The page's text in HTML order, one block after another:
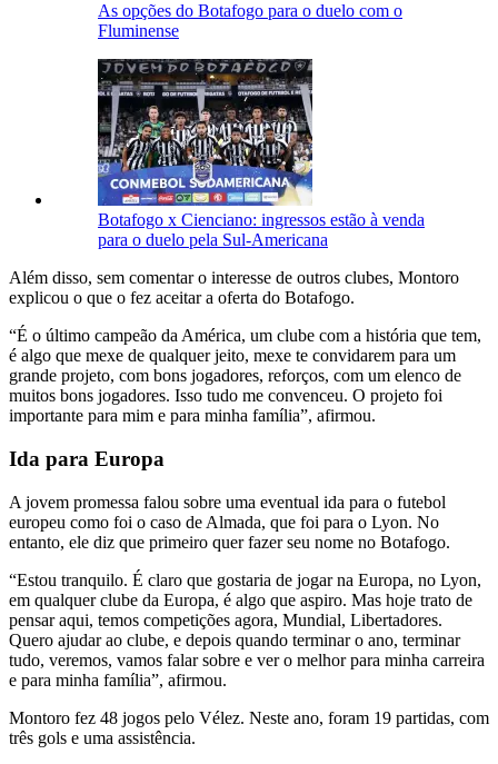
As opções do Botafogo para o duelo com o
Fluminense
Botafogo x Cienciano: ingressos estão à venda
para o duelo pela Sul-Americana
Além disso, sem comentar o interesse de outros clubes, Montoro
explicou o que o fez aceitar a oferta do Botafogo.
“É o último campeão da América, um clube com a história que tem,
é algo que mexe de qualquer jeito, mexe te convidarem para um
grande projeto, com bons jogadores, reforços, com um elenco de
muitos bons jogadores. Isso tudo me convenceu. O projeto foi
importante para mim e para minha família”, afirmou.
Ida para Europa
A jovem promessa falou sobre uma eventual ida para o futebol
europeu como foi o caso de Almada, que foi para o Lyon. No
entanto, ele diz que primeiro quer fazer seu nome no Botafogo.
“Estou tranquilo. É claro que gostaria de jogar na Europa, no Lyon,
em qualquer clube da Europa, é algo que aspiro. Mas hoje trato de
pensar aqui, temos competições agora, Mundial, Libertadores.
Quero ajudar ao clube, e depois quando terminar o ano, terminar
tudo, veremos, vamos falar sobre e ver o melhor para minha carreira
e para minha família”, afirmou.
Montoro fez 48 jogos pelo Vélez. Neste ano, foram 19 partidas, com
três gols e uma assistência.